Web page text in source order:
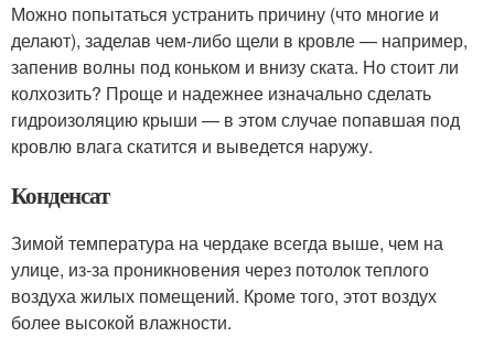
Можно попытаться устранить причину (что многие и
делают), заделав чем-либо щели в кровле — например,
запенив волны под коньком и внизу ската. Но стоит ли
колхозить? Проще и надежнее изначально сделать
гидроизоляцию крыши — в этом случае попавшая под
кровлю влага скатится и выведется наружу.
Конденсат
Зимой температура на чердаке всегда выше, чем на
улице, из-за проникновения через потолок теплого
воздуха жилых помещений. Кроме того, этот воздух
более высокой влажности.